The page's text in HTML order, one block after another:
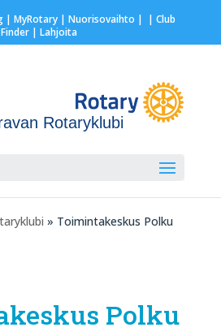
| MyRotary | Nuorisovaihto | | Club
Finder| Lahjoita
Rotaryklubi
» Toimintakeskus Polku
Polku